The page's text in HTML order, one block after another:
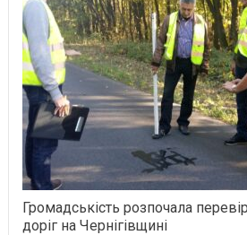
Громадськість розпочала
доріг на Чернігівщині